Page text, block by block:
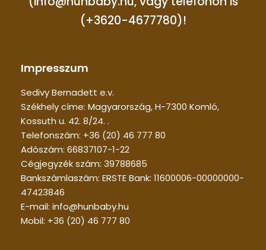
(+3620-4677780)!
Impresszum
Sedivy Bernadett e.v.
Székhely címe: Magyarország, H-7300 Komló,
Kossuth u. 42. 8/24. .
Telefonszám: +36 (20) 46 777 80
Adószám: 66837107-1-22
Cégjegyzék szám: 39788685
Bankszámlaszám: ERSTE Bank: 11600006-00000000-
47423846
E-mail: info@hunbaby.hu
Mobil: +36 (20) 46 777 80